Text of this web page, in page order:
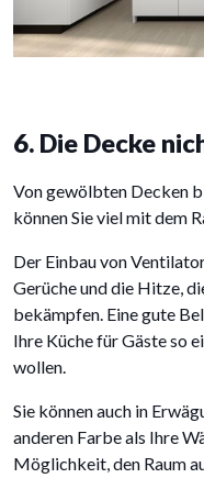
6. Die Decke
Von gewölbten Decken
können Sie viel mit dem
Der Einbau von
Gerüche und die Hitze,
bekämpfen. Eine gute
Ihre Küche für Gäste so
wollen.
Sie können auch in
anderen Farbe als Ihre
Möglichkeit, den Raum